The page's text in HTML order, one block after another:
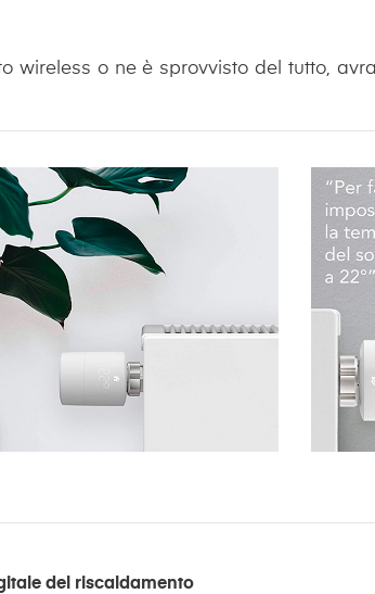
wireless o ne è sprovvisto del tutto,
del riscaldamento